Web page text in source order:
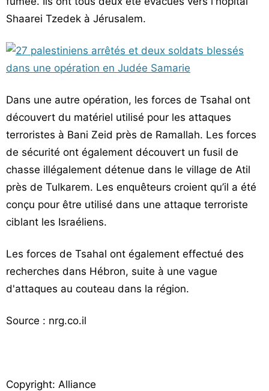
Shaarei Tzedek à Jérusalem.
Dans une autre opération, les forces de Tsahal ont
découvert du matériel utilisé pour les attaques
terroristes à Bani Zeid près de Ramallah. Les forces
de sécurité ont également découvert un fusil de
chasse illégalement détenue dans le village de Atil
près de Tulkarem. Les enquêteurs croient qu’il a été
conçu pour être utilisé dans une attaque terroriste
ciblant les Israéliens.
Les forces de Tsahal ont également effectué des
recherches dans Hébron, suite à une vague
d'attaques au couteau dans la région.
Source : nrg.co.il
Copyright: Alliance